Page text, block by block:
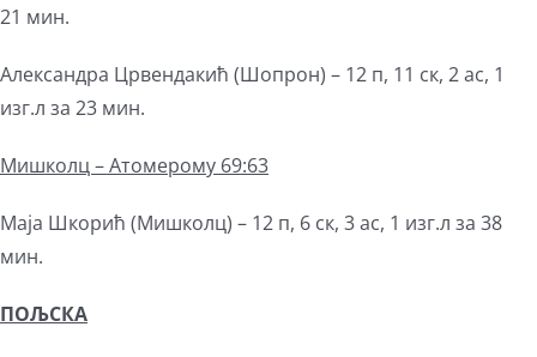
21 мин.
Александра Црвендакић (Шопрон) – 12 п, 11 ск, 2 ас, 1
изг.л за 23 мин.
Мишколц – Атомерому 69:63
Маја Шкорић (Мишколц) – 12 п, 6 ск, 3 ас, 1 изг.л за 38
мин.
ПОЉСКА